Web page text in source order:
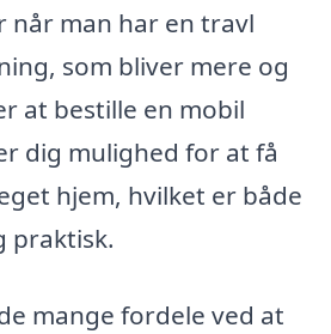
man har en travl
som bliver mere og
at bestille en mobil
dig mulighed for at få
hjem, hvilket er både
praktisk.
mange fordele ved at